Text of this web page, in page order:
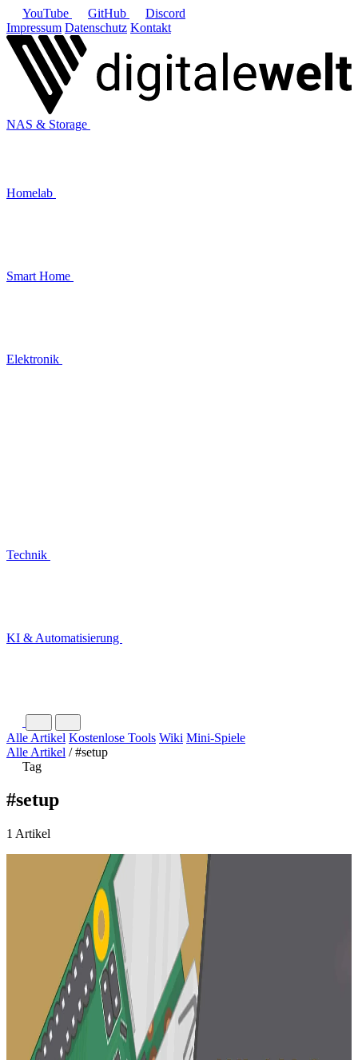
YouTube GitHub
Discord
Impressum Datenschutz Kontakt
NAS & Storage
Homelab
Smart Home
Elektronik
Technik
KI & Automatisierung
Alle Artikel Kostenlose Tools Wiki Mini-Spiele
Alle Artikel / #setup
Tag
#setup
1 Artikel